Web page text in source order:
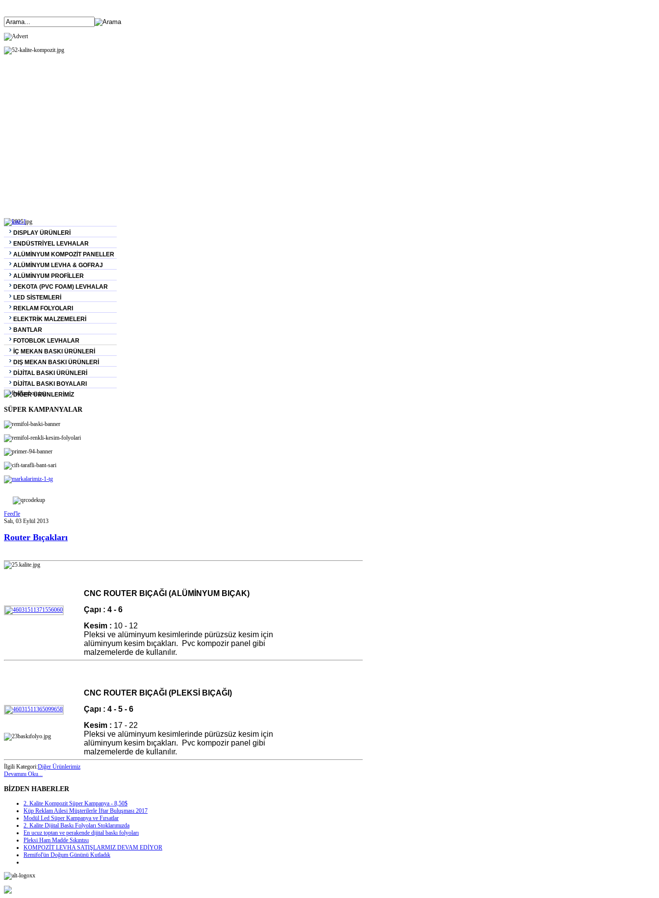
DISPLAY ÜRÜNLERİ
ENDÜSTRİYEL LEVHALAR
ALÜMİNYUM KOMPOZİT PANELLER
ALÜMİNYUM LEVHA & GOFRAJ
ALÜMİNYUM PROFİLLER
DEKOTA (PVC FOAM) LEVHALAR
LED SİSTEMLERİ
REKLAM FOLYOLARI
ELEKTRİK MALZEMELERİ
BANTLAR
FOTOBLOK LEVHALAR
İÇ MEKAN BASKI ÜRÜNLERİ
DIŞ MEKAN BASKI ÜRÜNLERİ
DİJİTAL BASKI ÜRÜNLERİ
DİJİTAL BASKI BOYALARI
DİĞER ÜRÜNLERİMİZ
SÜPER KAMPANYALAR
Feed'le
Salı, 03 Eylül 2013
Router Bıçakları
CNC ROUTER BIÇAĞI (ALÜMİNYUM BIÇAK)
Çapı : 4 - 6
Kesim : 10 - 12
Pleksi ve alüminyum kesimlerinde pürüzsüz kesim için
alüminyum kesim bıçakları. Pvc kompozir panel gibi
malzemelerde de kullanılır.
CNC ROUTER BIÇAĞI (PLEKSİ BIÇAĞI)
Çapı : 4 - 5 - 6
Kesim : 17 - 22
Pleksi ve alüminyum kesimlerinde pürüzsüz kesim için
alüminyum kesim bıçakları. Pvc kompozir panel gibi
malzemelerde de kullanılır.
İlgili Kategori:Diğer Ürünlerimiz
Devamını Oku...
BİZDEN HABERLER
2. Kalite Kompozit Süper Kampanya - 8,50$
Küp Reklam Ailesi Müşterilerle İftar Buluşması 2017
Modül Led Süper Kampanya ve Fırsatlar
2. Kalite Dijital Baskı Folyoları Stoklarımızda
En ucuz toptan ve perakende dijital baskı folyoları
Pleksi Ham Madde Sıkıntısı
KOMPOZİT LEVHA SATIŞLARMIZ DEVAM EDİYOR
Remifol'ün Doğum Gününü Kutladık